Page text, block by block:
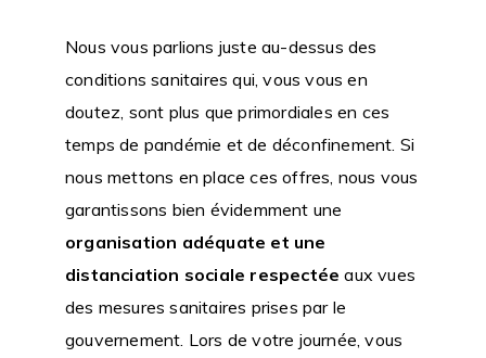
Nous vous parlions juste au-dessus des
conditions sanitaires qui, vous vous en
doutez, sont plus que primordiales en ces
temps de pandémie et de déconfinement. Si
nous mettons en place ces offres, nous vous
garantissons bien évidemment une
organisation adéquate et une
distanciation sociale respectée aux vues
des mesures sanitaires prises par le
gouvernement. Lors de votre journée, vous